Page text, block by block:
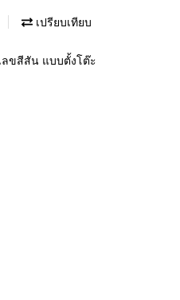
เปรียบเทียบ
ลขสีสัน แบบตั้งโต๊ะ